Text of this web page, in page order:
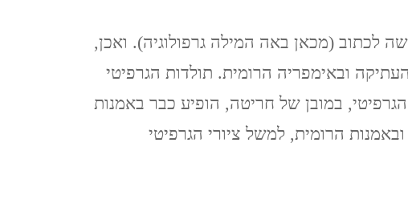
ליברפול, LIVERPOOL ינואר
2020
לכתוב (מכאן באה המילה גרפולוגיה). ואכן,
ובאימפריה הרומית. תולדות הגרפיטי
במובן של חריטה, הופיע כבר באמנות
הרומית, למשל ציורי הגרפיטי